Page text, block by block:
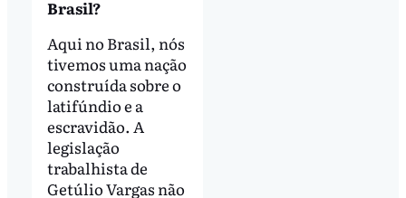
Brasil?
Aqui no Brasil, nós
tivemos uma nação
construída sobre o
latifúndio e a
escravidão. A
legislação
trabalhista de
Getúlio Vargas não